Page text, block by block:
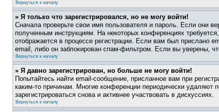
Вернуться к началу
» Я только что зарегистрировался, но не могу войти!
Сначала проверьте свои имя пользователя и пароль. Если они
полученным инструкциям. На некоторых конференциях
отображается в процессе регистрации. Если вам был прислано
email, либо он заблокирован спам-фильтром. Если вы уверены,
Вернуться к началу
» Я давно зарегистрирован, но больше не могу войти!
Попытайтесь найти email-сообщение, присланное вам при
каким-то причинам. Многие конференции периодически
зарегистрироваться снова и активнее участвовать в дискуссиях.
Вернуться к началу